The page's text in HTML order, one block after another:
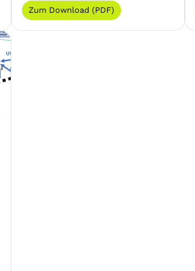
Zum Download (PDF)